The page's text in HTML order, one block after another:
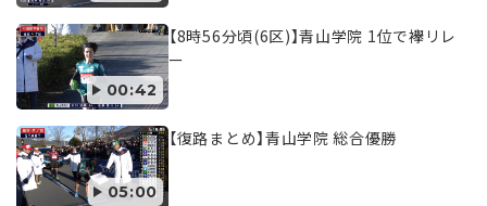
00:42
【8時56分頃(6区)】青山学院 1位で襷リレ
ー
05:00
【復路まとめ】青山学院 総合優勝